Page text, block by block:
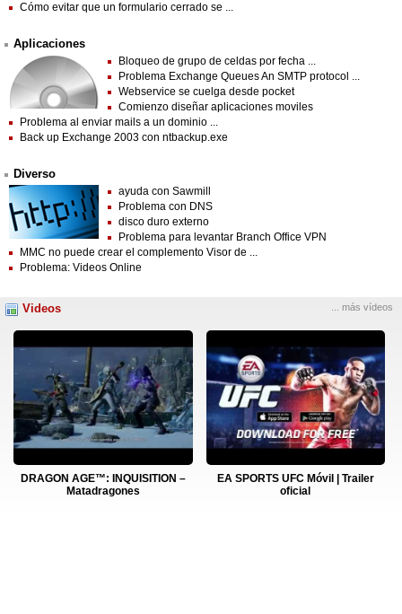
Cómo evitar que un formulario cerrado se ...
Aplicaciones
Bloqueo de grupo de celdas por fecha ...
Problema Exchange Queues An SMTP protocol ...
Webservice se cuelga desde pocket
Comienzo diseñar aplicaciones moviles
Problema al enviar mails a un dominio ...
Back up Exchange 2003 con ntbackup.exe
Diverso
ayuda con Sawmill
Problema con DNS
disco duro externo
Problema para levantar Branch Office VPN
MMC no puede crear el complemento Visor de ...
Problema: Videos Online
... más vídeos
Videos
DRAGON AGE™: INQUISITION –
Matadragones
EA SPORTS UFC Móvil | Trailer
oficial